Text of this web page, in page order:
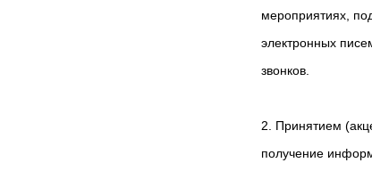
мероприятиях,
электронных
звонков.
2. Принятием
получение